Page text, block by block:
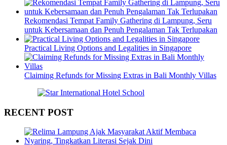
Rekomendasi Tempat Family Gathering di Lampung, Seru
untuk Kebersamaan dan Penuh Pengalaman Tak Terlupakan
Practical Living Options and Legalities in Singapore
Claiming Refunds for Missing Extras in Bali Monthly Villas
RECENT POST